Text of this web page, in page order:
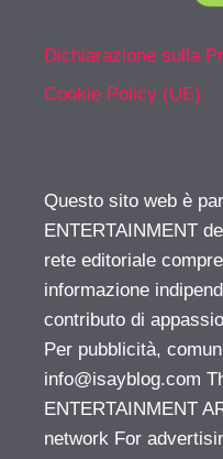
Dichiarazione sulla
Cookie Policy (UE)
Questo sito web è
ENTERTAINMENT
rete editoriale
informazione
contributo di
Per pubblicità,
info@isayblog.com
ENTERTAINMENT
network For